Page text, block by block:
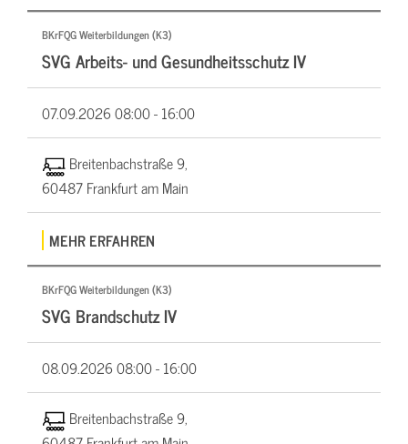
BKrFQG Weiterbildungen (K3)
SVG Arbeits- und Gesundheitsschutz IV
07.09.202608:00 - 16:00
Breitenbachstraße 9,
60487 Frankfurt am Main
MEHR ERFAHREN
BKrFQG Weiterbildungen (K3)
SVG Brandschutz IV
08.09.202608:00 - 16:00
Breitenbachstraße 9,